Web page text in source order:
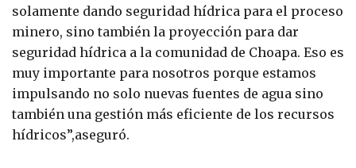
solamente dando seguridad hídrica para el proceso
minero, sino también la proyección para dar
seguridad hídrica a la comunidad de Choapa. Eso es
muy importante para nosotros porque estamos
impulsando no solo nuevas fuentes de agua sino
también una gestión más eficiente de los recursos
hídricos”,aseguró.